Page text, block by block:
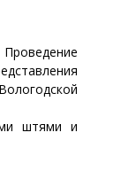
штями и